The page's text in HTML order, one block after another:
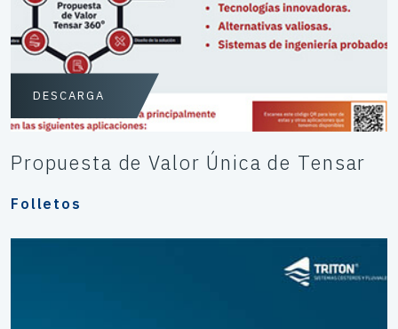
DESCARGA
Propuesta de Valor Única de Tensar
Folletos